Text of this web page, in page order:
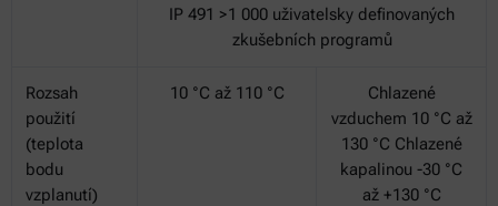
IP 491 >1 000 uživatelsky definovaných
zkušebních programů
Rozsah
použití
(teplota
bodu
vzplanutí)
10 °C až 110 °C
Chlazené
vzduchem 10 °C až
130 °C Chlazené
kapalinou -30 °C
až +130 °C